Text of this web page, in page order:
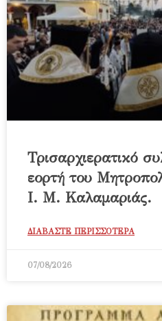
Τρισαρχιερατικό
εορτή του
Ι. Μ. Καλαμαριάς.
ΔΙΑΒΑΣΤΕ ΠΕΡΙΣΣΟΤΕΡΑ
07/08/2026